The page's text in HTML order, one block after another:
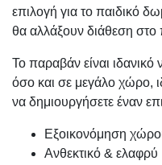
επιλογή για το παιδικό
θα αλλάξουν διάθεση στο
Το παραβάν είναι
όσο και σε μεγάλο χώρο,
να δημιουργήσετε έναν
Εξοικονόμηση
Ανθεκτικό & ελαφρύ